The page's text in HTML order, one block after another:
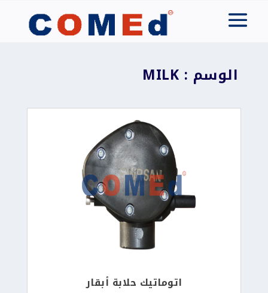
الوسم : MILK
اتوماتيك حلابة أبقار